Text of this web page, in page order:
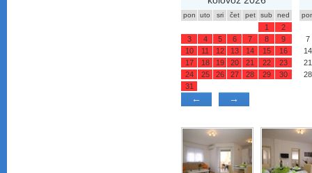
pon uto sri čet pet sub ned
1
2
3
4 5 6 7 8
9
10
11 12 13 14 15
16
17
18 19 20 21 22
23
24
25 26 27 28 29
30
31
7
14
21
28
← →